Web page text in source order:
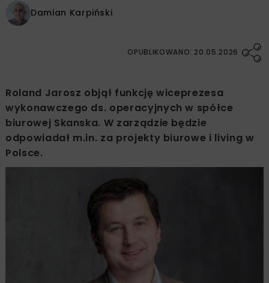
Damian Karpiński
OPUBLIKOWANO: 20.05.2026
Roland Jarosz objął funkcję wiceprezesa
wykonawczego ds. operacyjnych w spółce
biurowej Skanska. W zarządzie będzie
odpowiadał m.in. za projekty biurowe i living w
Polsce.